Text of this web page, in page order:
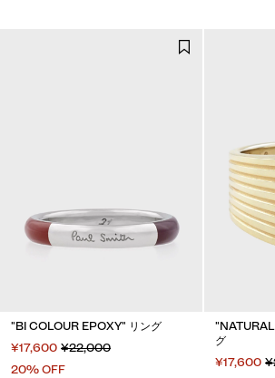
"BI COLOUR EPOXY" リング
¥17,600 ¥22,000
20% OFF
"NATURAL
グ
¥17,600